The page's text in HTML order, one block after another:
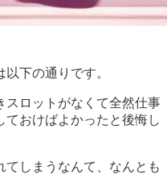
下の通りです。
スロットがなくて全然仕事
ておけばよかったと後悔し
てしまうなんて、なんとも